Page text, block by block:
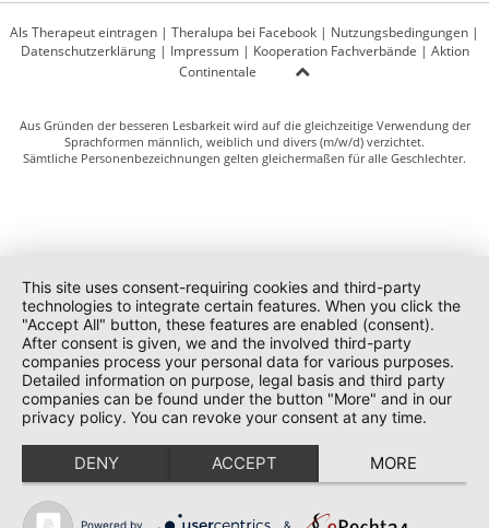
Als Therapeut eintragen | Theralupa bei Facebook | Nutzungsbedingungen |
Datenschutzerklärung| Impressum| Kooperation Fachverbände | Aktion
Continentale
Aus Gründen der besseren Lesbarkeit wird auf die gleichzeitige Verwendung der
Sprachformen männlich, weiblich und divers (m/w/d) verzichtet.
Sämtliche Personenbezeichnungen gelten gleichermaßen für alle Geschlechter.
This site uses consent-requiring cookies and third-party
technologies to integrate certain features. When you click the
"Accept All" button, these features are enabled (consent).
After consent is given, we and the involved third-party
companies process your personal data for various purposes.
Detailed information on purpose, legal basis and third party
companies can be found under the button "More" and in our
privacy policy. You can revoke your consent at any time.
DENY ACCEPT MORE
Powered by &